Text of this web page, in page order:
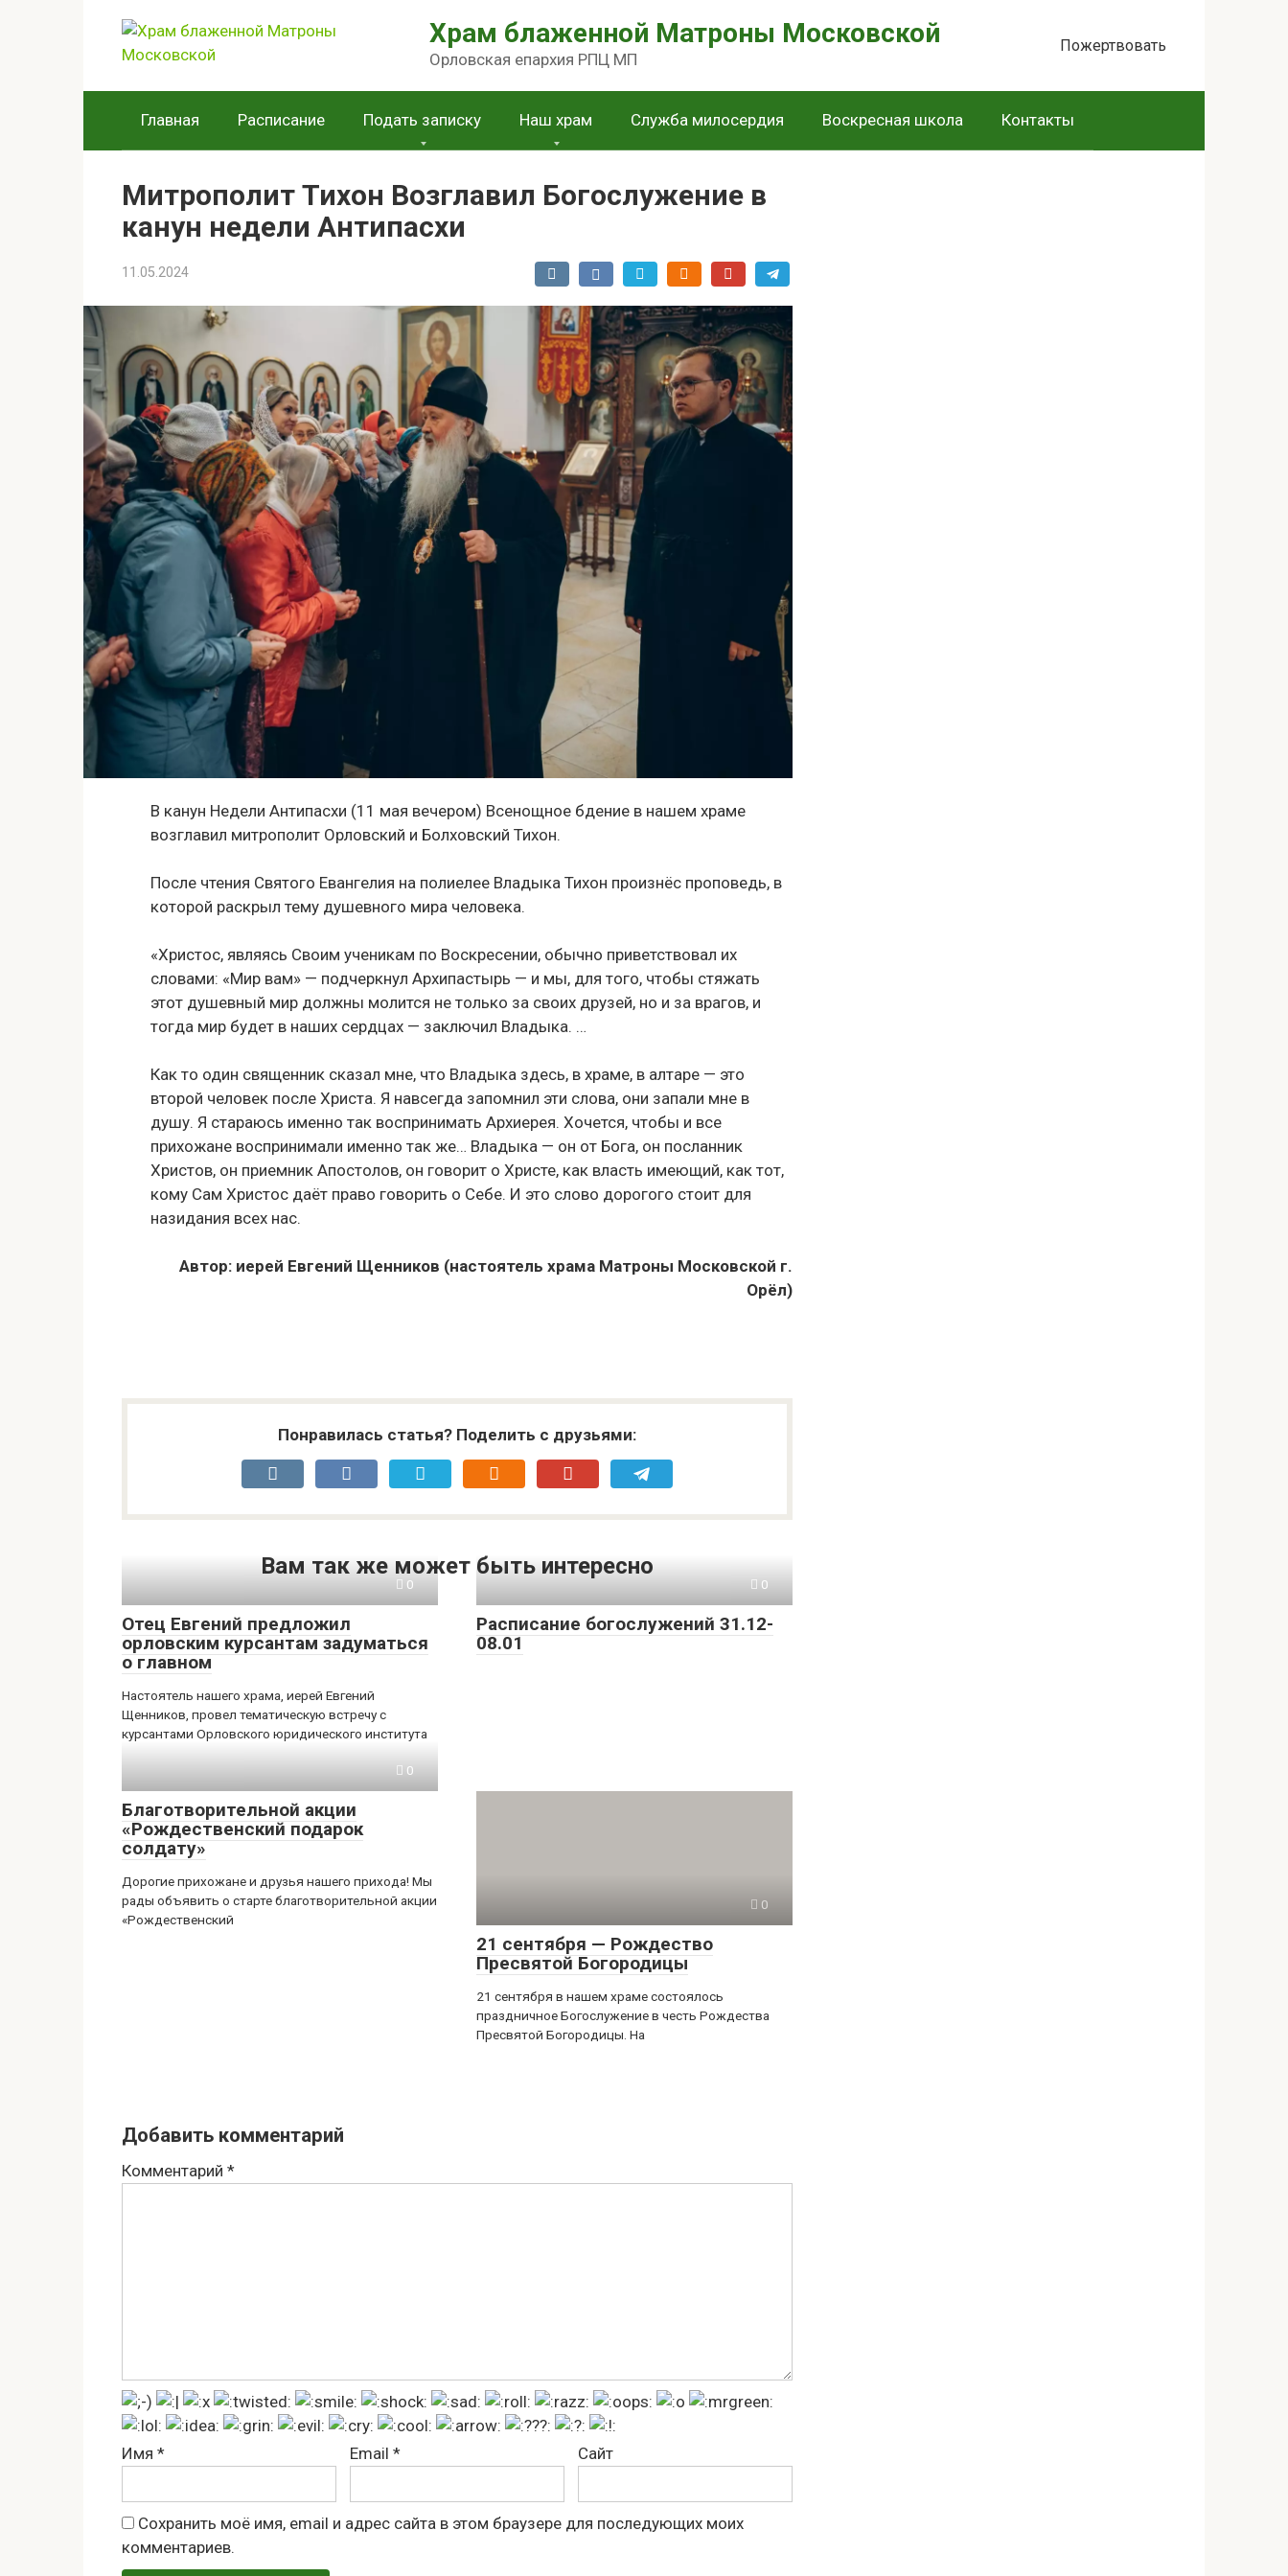
контенту
Храм блаженной Матроны Московской
Орловская епархия РПЦ МП
Пожертвовать
Главная Расписание Подать записку Наш храм Служба милосердия Воскресная школа Контакты
Митрополит Тихон Возглавил Богослужение в
канун недели Антипасхи
11.05.2024
В канун Недели Антипасхи (11 мая вечером) Всенощное бдение в нашем храме
возглавил митрополит Орловский и Болховский Тихон.
После чтения Святого Евангелия на полиелее Владыка Тихон произнёс проповедь, в
которой раскрыл тему душевного мира человека.
«Христос, являясь Своим ученикам по Воскресении, обычно приветствовал их
словами: «Мир вам» — подчеркнул Архипастырь — и мы, для того, чтобы стяжать
этот душевный мир должны молится не только за своих друзей, но и за врагов, и
тогда мир будет в наших сердцах — заключил Владыка. …
Как то один священник сказал мне, что Владыка здесь, в храме, в алтаре — это
второй человек после Христа. Я навсегда запомнил эти слова, они запали мне в
душу. Я стараюсь именно так воспринимать Архиерея. Хочется, чтобы и все
прихожане воспринимали именно так же… Владыка — он от Бога, он посланник
Христов, он приемник Апостолов, он говорит о Христе, как власть имеющий, как тот,
кому Сам Христос даёт право говорить о Себе. И это слово дорогого стоит для
назидания всех нас.
Автор: иерей Евгений Щенников (настоятель храма Матроны Московской г.
Орёл)
Понравилась статья? Поделить с друзьями:
Вам так же может быть интересно
0
Отец Евгений предложил
орловским курсантам задуматься
о главном
Настоятель нашего храма, иерей Евгений
Щенников, провел тематическую встречу с
курсантами Орловского юридического института
0
Расписание богослужений 31.12-
08.01
0
Благотворительной акции
«Рождественский подарок
солдату»
Дорогие прихожане и друзья нашего прихода! Мы
рады объявить о старте благотворительной акции
«Рождественский
0
21 сентября — Рождество
Пресвятой Богородицы
21 сентября в нашем храме состоялось
праздничное Богослужение в честь Рождества
Пресвятой Богородицы. На
Добавить комментарий
Комментарий *
Имя * Email * Сайт
Сохранить моё имя, email и адрес сайта в этом браузере для последующих моих
комментариев.